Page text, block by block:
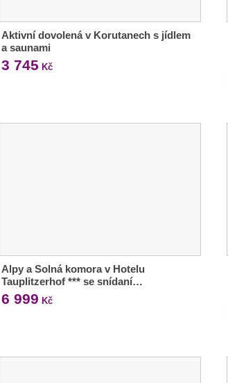
Aktivní dovolená v Korutanech s jídlem
a saunami
3 745 Kč
Alpy a Solná komora v Hotelu
Tauplitzerhof *** se snídaní…
6 999 Kč